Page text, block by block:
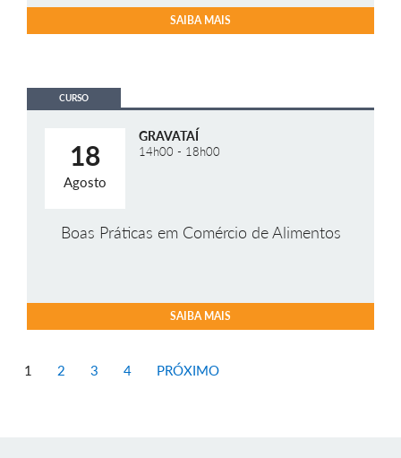
SAIBA MAIS
CURSO
18
Agosto
GRAVATAÍ
14h00 - 18h00
Boas Práticas em Comércio de Alimentos
SAIBA MAIS
1 2 3 4 PRÓXIMO